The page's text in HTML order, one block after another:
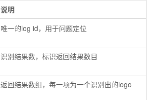
说明
唯一的log id，用于问题定位
识别结果数，标识返回结果数目
返回结果数组，每一项为一个识别出的logo